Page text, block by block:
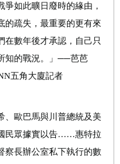
爭如此曠日廢時的緣由，
的疏失，最重要的更有來
在數年後才承認，自己只
知的戰況。」──芭芭
五角大廈記者
、歐巴馬與川普總統及美
民眾據實以告……惠特拉
察長辦公室私下執行的數